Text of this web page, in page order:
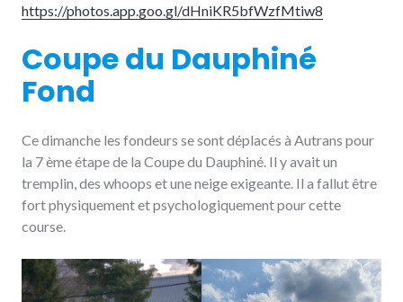
https://photos.app.goo.gl/dHniKR5bfWzfMtiw8
Coupe du Dauphiné
Fond
Ce dimanche les fondeurs se sont déplacés à Autrans pour
la 7 ème étape de la Coupe du Dauphiné. Il y avait un
tremplin, des whoops et une neige exigeante. Il a fallut être
fort physiquement et psychologiquement pour cette
course.